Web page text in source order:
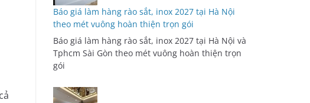
Báo giá làm hàng rào sắt, inox 2027 tại Hà Nội
theo mét vuông hoàn thiện trọn gói
Báo giá làm hàng rào sắt, inox 2027 tại Hà Nội và
Tphcm Sài Gòn theo mét vuông hoàn thiện trọn
gói